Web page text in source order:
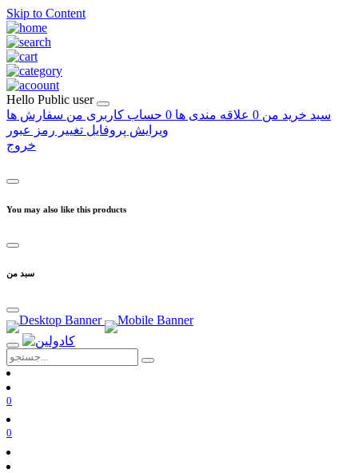
Skip to Content
Hello Public user
سبد خرید من 0 علاقه مندی ها 0 حساب کاربری من سفارش ها
ویرایش پروفایل تغییر رمز عبور
خروج
You may also like this products
سبد من
0
0